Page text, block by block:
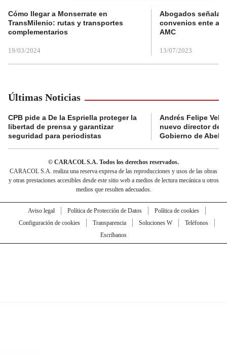
Cómo llegar a Monserrate en
TransMilenio: rutas y transportes
complementarios
19/03/2024
Abogados
convenios ente
AMC
13/07/2023
Últimas Noticias
CPB pide a De la Espriella proteger la
libertad de prensa y garantizar
seguridad para periodistas
Andrés Felipe
nuevo director de
Gobierno de
© CARACOL S.A. Todos los derechos reservados.
CARACOL S.A. realiza una reserva expresa de las reproducciones y usos de las obras
y otras prestaciones accesibles desde este sitio web a medios de lectura mecánica u otros
medios que resulten adecuados.
Aviso legal Política de Protección de Datos
Política de cookies
Configuración de cookies
Transparencia Soluciones W
Teléfonos
Escríbanos